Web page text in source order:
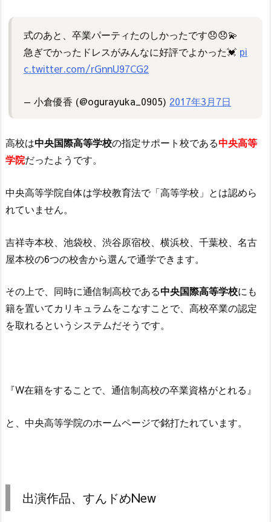
式のあと、卒業パーティたのしかったです😞😞💫
急ぎでかったドレスがみんなに好評でよかった💓 pi
c.twitter.com/rGnnU97CG2
— 小倉優香 (@ogurayuka_0905) 2017年3月7日
高校は中央国際高等学校の指定サポート校である中央高等
学院だったようです。
中央高等学院自体は学校教育法で「高等学校」とは認めら
れていません。
吉祥寺本校、池袋校、渋谷原宿校、横浜校、千葉校、名古
屋本校の6つの校舎から選んで通学できます。
その上で、同時に通信制高校である中央国際高等学校にも
籍を置いてカリキュラムをこなすことで、高校卒業の認定
を取れるというシステムだそうです。
『W在籍をすることで、通信制高校の卒業資格がとれる』
と、中央高等学院のホームページで銘打たれています。
出演作品、すんドめNew